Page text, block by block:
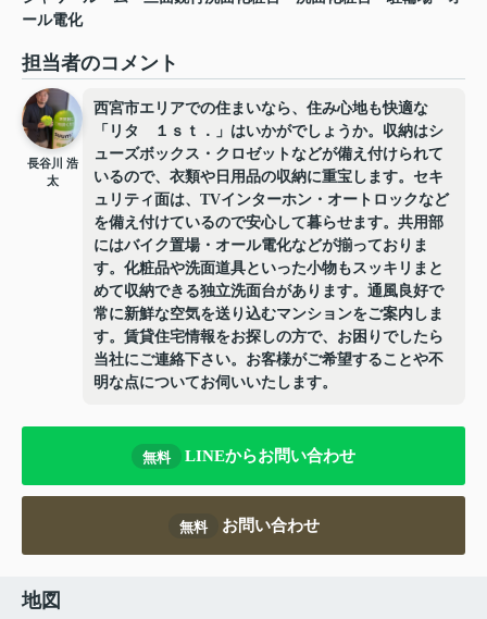
ール電化
担当者のコメント
長谷川 浩
太
西宮市エリアでの住まいなら、住み心地も快適な
「リタ １ｓｔ．」はいかがでしょうか。収納はシ
ューズボックス・クロゼットなどが備え付けられて
いるので、衣類や日用品の収納に重宝します。セキ
ュリティ面は、TVインターホン・オートロックなど
を備え付けているので安心して暮らせます。共用部
にはバイク置場・オール電化などが揃っておりま
す。化粧品や洗面道具といった小物もスッキリまと
めて収納できる独立洗面台があります。通風良好で
常に新鮮な空気を送り込むマンションをご案内しま
す。賃貸住宅情報をお探しの方で、お困りでしたら
当社にご連絡下さい。お客様がご希望することや不
明な点についてお伺いいたします。
無料 LINEからお問い合わせ
無料 お問い合わせ
地図